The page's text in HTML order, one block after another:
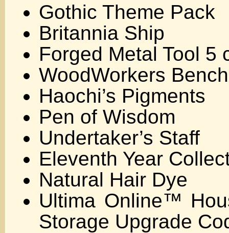
Gothic Theme Pack
Britannia Ship
Forged Metal Tool 5
WoodWorkers Bench
Haochi’s Pigments
Pen of Wisdom
Undertaker’s Staff
Eleventh Year
Natural Hair Dye
Ultima Online™
Storage Upgrade